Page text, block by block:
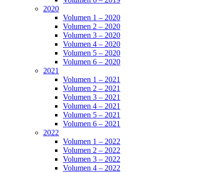
2020
Volumen 1 – 2020
Volumen 2 – 2020
Volumen 3 – 2020
Volumen 4 – 2020
Volumen 5 – 2020
Volumen 6 – 2020
2021
Volumen 1 – 2021
Volumen 2 – 2021
Volumen 3 – 2021
Volumen 4 – 2021
Volumen 5 – 2021
Volumen 6 – 2021
2022
Volumen 1 – 2022
Volumen 2 – 2022
Volumen 3 – 2022
Volumen 4 – 2022